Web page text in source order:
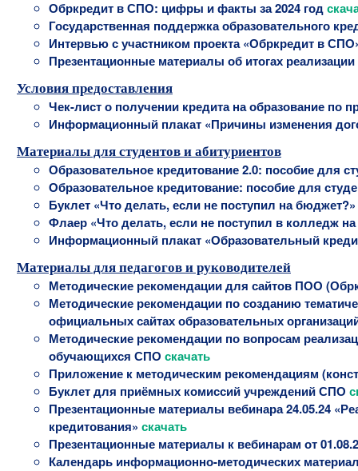
Обркредит в СПО: цифры и факты за 2024 год
Государственная поддержка образовательного
Интервью с участником проекта «Обркредит в
Презентационные материалы об итогах
Условия предоставления
Чек-лист о получении кредита на образование по
Информационный плакат «Причины изменения
Материалы для студентов и абитуриентов
Образовательное кредитование 2.0: пособие для
Образовательное кредитование: пособие для
Буклет «Что делать, если не поступил на бюджет?»
Флаер «Что делать, если не поступил в колледж
Информационный плакат «Образовательный
Материалы для педагогов и руководителей
Методические рекомендации для сайтов ПОО
Методические рекомендации по созданию
официальных сайтах образовательных
Методические рекомендации по вопросам
обучающихся СПО скачать
Приложение к методическим рекомендациям
Буклет для приёмных комиссий учреждений СПО
Презентационные материалы вебинара 24.05.24
кредитования» скачать
Презентационные материалы к вебинарам от
Календарь информационно-методических